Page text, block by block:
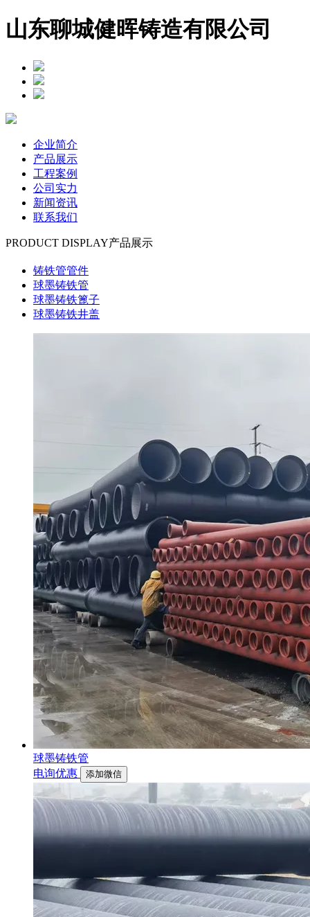
山东聊城健晖铸造有限公司
企业简介
产品展示
工程案例
公司实力
新闻资讯
联系我们
PRODUCT DISPLAY产品展示
铸铁管管件
球墨铸铁管
球墨铸铁篦子
球墨铸铁井盖
球墨铸铁管
电询优惠
添加微信